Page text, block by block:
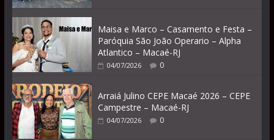
Maisa e Marco – Casamento e Festa –
Paróquia São João Operario – Alpha
Atlantico – Macaé-RJ
04/07/2026 0
Arraiá Julino CEPE Macaé 2026 – CEPE
Campestre – Macaé-RJ
04/07/2026 0